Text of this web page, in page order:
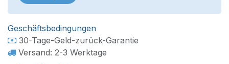
Geschäftsbedingungen
30-Tage-Geld-zurück-Garantie
Versand: 2-3 Werktage